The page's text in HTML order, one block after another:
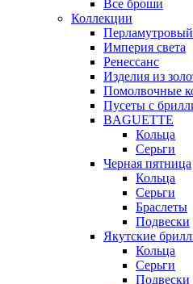
Все броши
Коллекции
Империя света
Ренессанс
Изделия из
Помолвочные
Пусеты с
BAGUETTE
Кольца
Серьги
Черная пятница
Кольца
Серьги
Браслеты
Подвески
Якутские
Кольца
Серьги
Подвески